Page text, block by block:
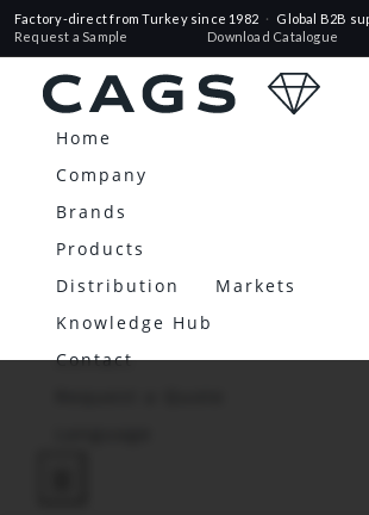
Factory-direct from Turkey since 1982 ·
Global B2B
Request a Sample
Download Catalogue
Home
Company
Brands
Products
Distribution
Markets
Knowledge Hub
Contact